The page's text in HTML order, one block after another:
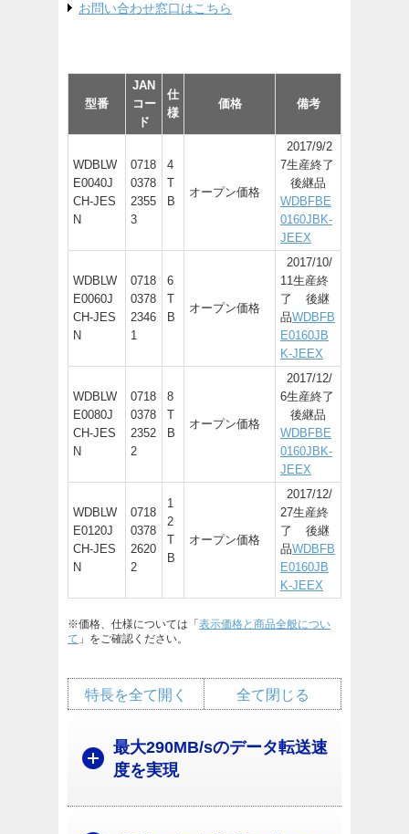
お問い合わせ窓口はこちら
型番
JAN
コー
ド
仕
様
価格 備考
WDBLW
E0040J
CH-JES
N
0718
0378
2355
3
4
T
B
オープン価格
2017/9/2
7生産終了
後継品
WDBFBE
0160JBK-
JEEX
WDBLW
E0060J
CH-JES
N
0718
0378
2346
1
6
T
B
オープン価格
2017/10/
11生産終
了 後継
品WDBFB
E0160JB
K-JEEX
WDBLW
E0080J
CH-JES
N
0718
0378
2352
2
8
T
B
オープン価格
2017/12/
6生産終了
後継品
WDBFBE
0160JBK-
JEEX
WDBLW
E0120J
CH-JES
N
0718
0378
2620
2
1
2
T
B
オープン価格
2017/12/
27生産終
了 後継
品WDBFB
E0160JB
K-JEEX
※価格、仕様については「 表示価格と商品全般につい
て 」をご確認ください。
全て閉じる
特長を全て開く
最大290MB/sのデータ転送速
度を実現